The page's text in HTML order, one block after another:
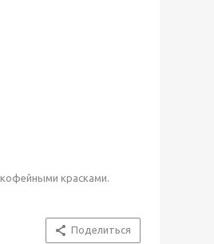
красками.
Поделиться